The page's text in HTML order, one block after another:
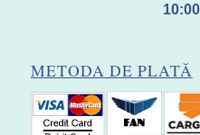
METODA DE PLATĂ